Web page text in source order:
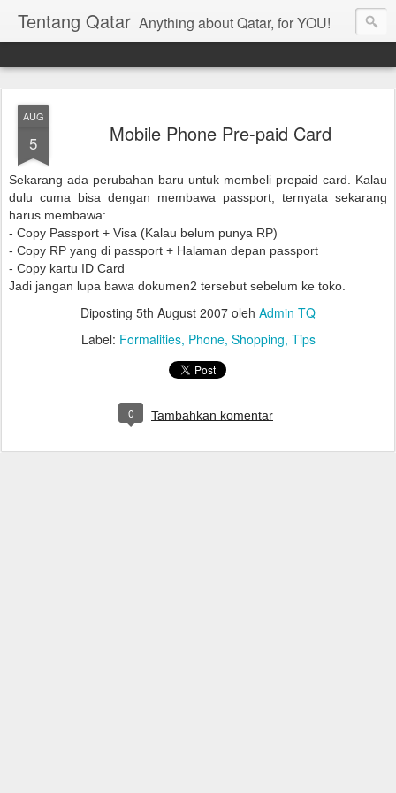
Tentang Qatar Anything about Qatar, for YOU!
AUG
5 Mobile Phone Pre-paid Card
Sekarang ada perubahan baru untuk membeli prepaid card. Kalau
dulu cuma bisa dengan membawa passport, ternyata sekarang
harus membawa:
- Copy Passport + Visa (Kalau belum punya RP)
- Copy RP yang di passport + Halaman depan passport
- Copy kartu ID Card
Jadi jangan lupa bawa dokumen2 tersebut sebelum ke toko.
Diposting 5th August 2007 oleh Admin TQ
Label: Formalities Phone Shopping Tips
0 Tambahkan komentar